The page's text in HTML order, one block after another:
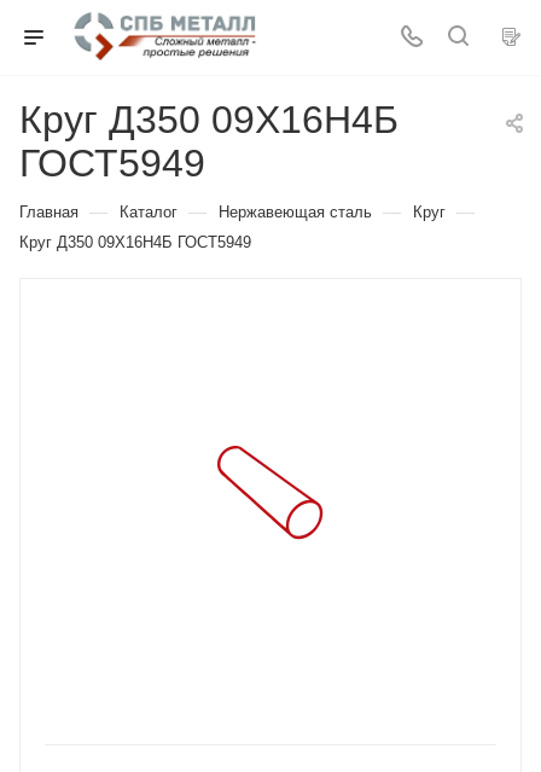
Круг Д350 09Х16Н4Б
ГОСТ5949
Главная — Каталог — Нержавеющая сталь — Круг —
Круг Д350 09Х16Н4Б ГОСТ5949